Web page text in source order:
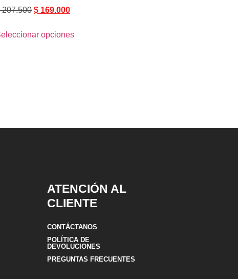
207.500 $ 169.000
opciones
ATENCIÓN AL
CLIENTE
CONTÁCTANOS
POLÍTICA DE
DEVOLUCIONES
PREGUNTAS FRECUENTES